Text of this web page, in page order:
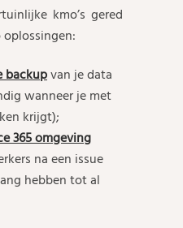
kmo’s gered
backupvan je data
wanneer je met
krijgt);
365 omgeving
na een issue
hebben tot al